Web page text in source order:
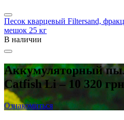
Песок кварцевый Filtersand,
мешок 25 кг
В наличии
Аккумуляторный
Catfish Li – 10 320 грн
Ознакомиться